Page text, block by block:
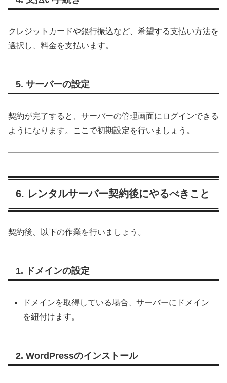
クレジットカードや銀行振込など、希望する支払い方法を
選択し、料金を支払います。
5. サーバーの設定
契約が完了すると、サーバーの管理画面にログインできる
ようになります。ここで初期設定を行いましょう。
6. レンタルサーバー契約後にやるべきこと
契約後、以下の作業を行いましょう。
1. ドメインの設定
ドメインを取得している場合、サーバーにドメイン
を紐付けます。
2. WordPressのインストール